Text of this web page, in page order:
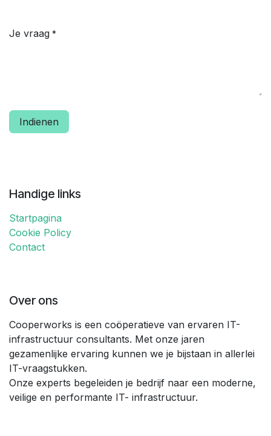
Je vraag *
Indienen
Handige links
Startpagina
Cookie Policy
Contact
Over ons
Cooperworks is een coöperatieve van ervaren IT-
infrastructuur consultants. Met onze jaren
gezamenlijke ervaring kunnen we je bijstaan in allerlei
IT-vraagstukken.
Onze experts begeleiden je bedrijf naar een moderne,
veilige en performante IT- infrastructuur.